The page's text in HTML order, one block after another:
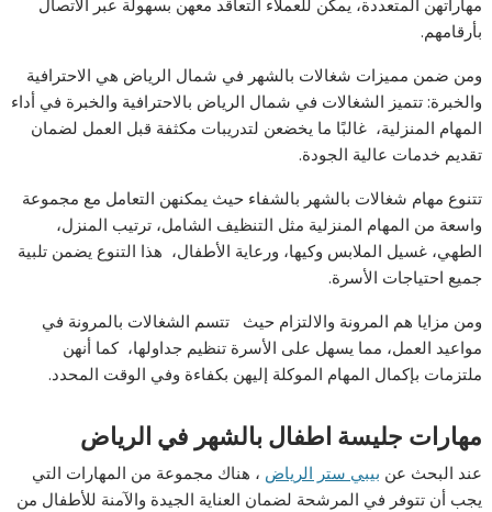
مهاراتهن المتعددة، يمكن للعملاء التعاقد معهن بسهولة عبر الاتصال
بأرقامهم.
ومن ضمن مميزات شغالات بالشهر في شمال الرياض هي الاحترافية
والخبرة: تتميز الشغالات في شمال الرياض بالاحترافية والخبرة في أداء
المهام المنزلية، غالبًا ما يخضعن لتدريبات مكثفة قبل العمل لضمان
تقديم خدمات عالية الجودة.
تتنوع مهام شغالات بالشهر بالشفاء حيث يمكنهن التعامل مع مجموعة
واسعة من المهام المنزلية مثل التنظيف الشامل، ترتيب المنزل،
الطهي، غسيل الملابس وكيها، ورعاية الأطفال، هذا التنوع يضمن تلبية
جميع احتياجات الأسرة.
ومن مزايا هم المرونة والالتزام حيث تتسم الشغالات بالمرونة في
مواعيد العمل، مما يسهل على الأسرة تنظيم جداولها، كما أنهن
ملتزمات بإكمال المهام الموكلة إليهن بكفاءة وفي الوقت المحدد.
مهارات جليسة اطفال بالشهر في الرياض
عند البحث عن بيبي ستر الرياض ، هناك مجموعة من المهارات التي
يجب أن تتوفر في المرشحة لضمان العناية الجيدة والآمنة للأطفال من